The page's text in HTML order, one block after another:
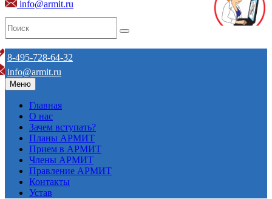
info@armit.ru
8-495-728-64-32
info@armit.ru
Меню
Главная
О нас
Зачем вступать?
Планы АРМИТ
Прием в АРМИТ
Члены АРМИТ
Правление АРМИТ
Контакты
Устав